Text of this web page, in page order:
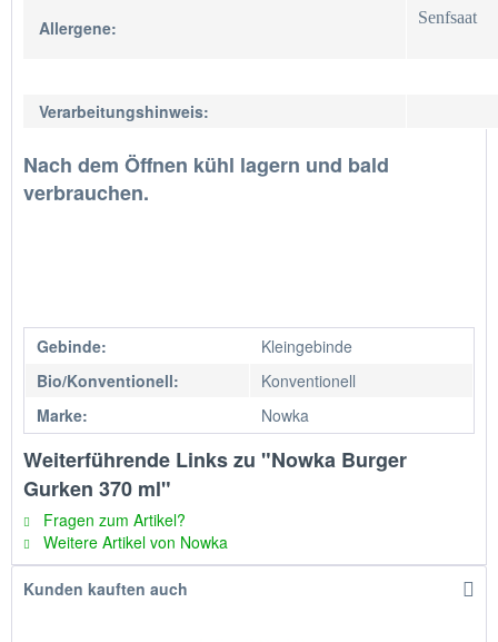
Allergene: Senfsaat
Verarbeitungshinweis:
Nach dem Öffnen kühl lagern und bald
verbrauchen.
Gebinde:
Kleingebinde
Bio/Konventionell:
Konventionell
Marke:
Nowka
Weiterführende Links zu "Nowka Burger
Gurken 370 ml"
Fragen zum Artikel?
Weitere Artikel von Nowka
Kunden kauften auch